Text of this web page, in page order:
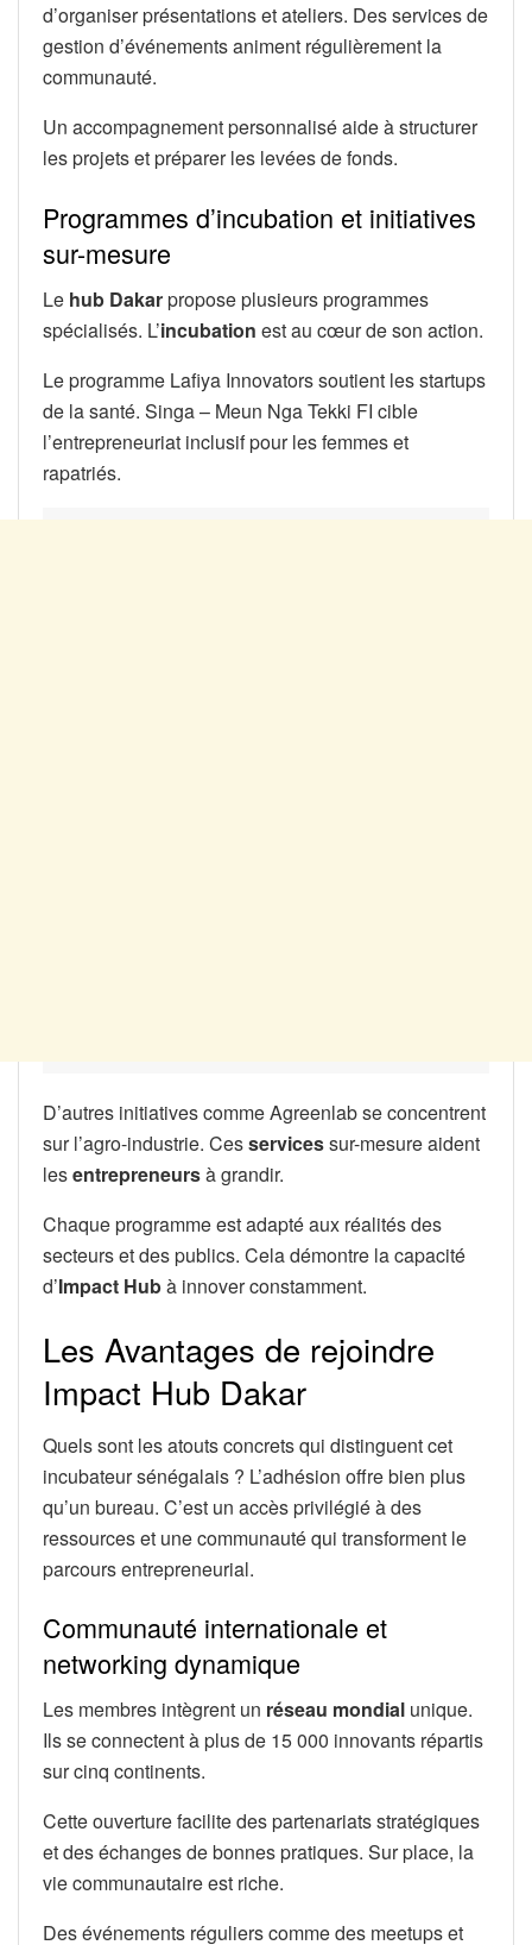
d’organiser présentations et ateliers. Des services de
gestion d’événements animent régulièrement la
communauté.
Un accompagnement personnalisé aide à structurer
les projets et préparer les levées de fonds.
Programmes d’incubation et initiatives
sur-mesure
Le hub Dakarpropose plusieurs programmes
spécialisés. L’incubation est au cœur de son action.
Le programme Lafiya Innovators soutient les startups
de la santé. Singa – Meun Nga Tekki FI cible
l’entrepreneuriat inclusif pour les femmes et
rapatriés.
D’autres initiatives comme Agreenlab se concentrent
sur l’agro-industrie. Cesservicessur-mesure aident
lesentrepreneursà grandir.
Chaque programme est adapté aux réalités des
secteurs et des publics. Cela démontre la capacité
d’Impact Hubà innover constamment.
Les Avantages de rejoindre
Impact Hub Dakar
Quels sont les atouts concrets qui distinguent cet
incubateur sénégalais ? L’adhésion offre bien plus
qu’un bureau. C’est un accès privilégié à des
ressources et une communauté qui transforment le
parcours entrepreneurial.
Communauté internationale et
networking dynamique
Les membres intègrent un réseau mondial unique.
Ils se connectent à plus de 15 000 innovants répartis
sur cinq continents.
Cette ouverture facilite des partenariats stratégiques
et des échanges de bonnes pratiques. Sur place, la
vie communautaire est riche.
Des événements réguliers comme des meetups et